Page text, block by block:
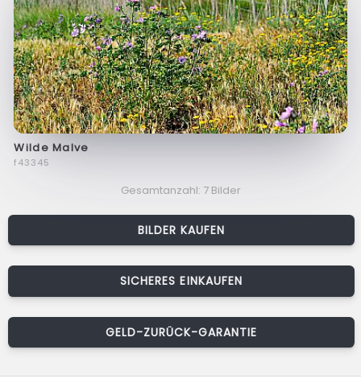
Wilde Malve
f43345
Gesamtanzahl: 7 Bilder
BILDER KAUFEN
SICHERES EINKAUFEN
GELD-ZURÜCK-GARANTIE